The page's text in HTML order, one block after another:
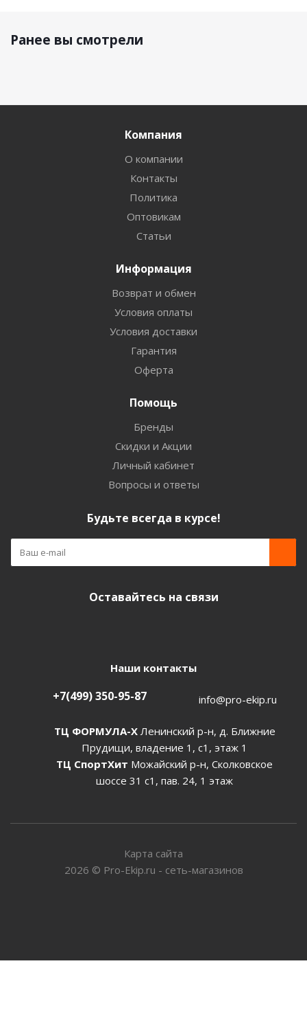
Ранее вы смотрели
Компания
О компании
Контакты
Политика
Оптовикам
Статьи
Информация
Возврат и обмен
Условия оплаты
Условия доставки
Гарантия
Оферта
Помощь
Бренды
Скидки и Акции
Личный кабинет
Вопросы и ответы
Будьте всегда в курсе!
Оставайтесь на связи
Наши контакты
+7(499) 350-95-87 info@pro-ekip.ru
ТЦ ФОРМУЛА-ХЛенинский р-н, д. Ближние
Прудищи, владение 1, с1, этаж 1
ТЦ СпортХит Можайский р-н, Сколковское
шоссе 31 с1, пав. 24, 1 этаж
Карта сайта
2026 © Pro-Ekip.ru - сеть-магазинов